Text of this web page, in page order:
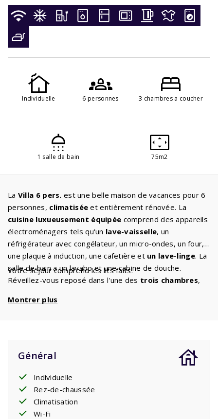
Individuelle 6 personnes 3 chambres a coucher
1 salle de bain 75m2
La Villa 6 pers.est une belle maison de vacances pour 6
personnes, climatisée et entièrement rénovée. La
cuisine luxueusement équipée comprend des appareils
électroménagers tels qu'un lave-vaisselle, un
réfrigérateur avec congélateur, un micro-ondes, un four,
une plaque à induction, une cafetière et un lave-linge. La
salle de bain a un lavabo et une cabine de douche.
Réveillez-vous reposé dans l'une des trois chambres,
vous détendre dans le mobilier confortable et avec une
couverte, le salon de jardin est prêt pour vous. Les
enfantspeuvent jouer sur la pelouse devant votre
Votre séjour comprend les lits faits.
Montrer plus
Général
Individuelle
Rez-de-chaussée
Climatisation
Wi-Fi